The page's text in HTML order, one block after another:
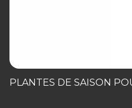
PLANTES DE SAISON